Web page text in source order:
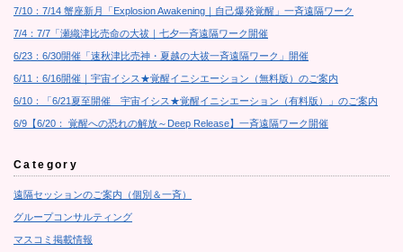
7/10：7/14 蟹座新月「Explosion Awakening｜自己爆発覚醒」一斉遠隔ワーク
7/4：7/7「瀬織津比売命の大祓｜七夕一斉遠隔ワーク開催
6/23：6/30開催「速秋津比売神・夏越の大祓一斉遠隔ワーク」開催
6/11：6/16開催｜宇宙イシス★覚醒イニシエーション（無料版）のご案内
6/10：「6/21夏至開催 宇宙イシス★覚醒イニシエーション（有料版）」のご案内
6/9【6/20： 覚醒への恐れの解放～Deep Release】一斉遠隔ワーク開催
Category
遠隔セッションのご案内（個別＆一斉）
グループコンサルティング
マスコミ掲載情報